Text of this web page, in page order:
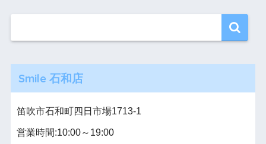
Smile 石和店
笛吹市石和町四日市場1713-1
営業時間:10:00～19:00